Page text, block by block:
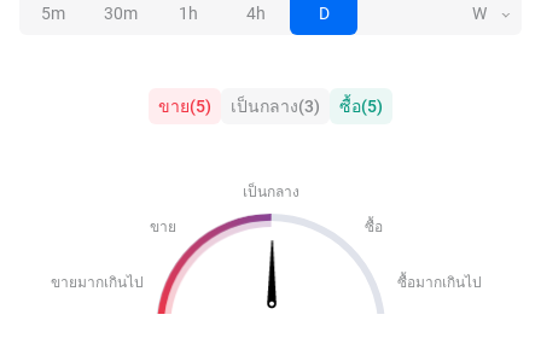
5m 30m 1h 4h D W
ขาย(5) เป็นกลาง(3) ซื้อ(5)
เป็นกลาง
ขาย
ซื้อ
ขายมากเกินไป ซื้อมากเกินไป